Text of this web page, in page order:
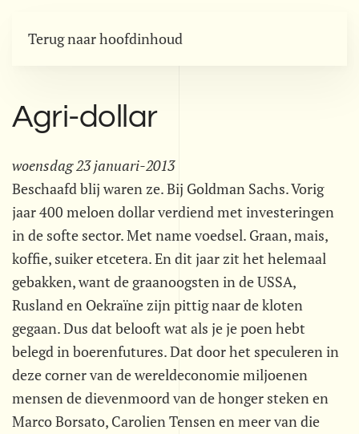
Terug naar hoofdinhoud
Agri-dollar
woensdag 23 januari-2013
Beschaafd blij waren ze. Bij Goldman Sachs. Vorig
jaar 400 meloen dollar verdiend met investeringen
in de softe sector. Met name voedsel. Graan, mais,
koffie, suiker etcetera. En dit jaar zit het helemaal
gebakken, want de graanoogsten in de USSA,
Rusland en Oekraïne zijn pittig naar de kloten
gegaan. Dus dat belooft wat als je je poen hebt
belegd in boerenfutures. Dat door het speculeren in
deze corner van de wereldeconomie miljoenen
mensen de dievenmoord van de honger steken en
Marco Borsato, Carolien Tensen en meer van die